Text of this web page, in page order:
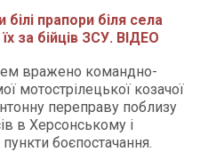
білі прапори біля села
за бійців ЗСУ. ВІДЕО
вражено командно-
мотострілецької козачої
переправу поблизу
в Херсонському і
боєпостачання.